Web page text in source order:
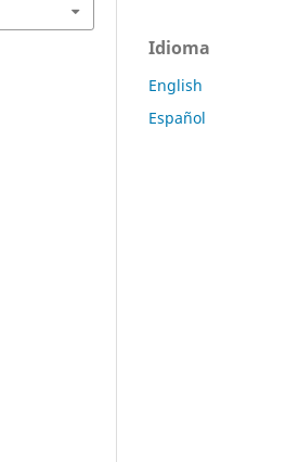
Idioma
English
Español